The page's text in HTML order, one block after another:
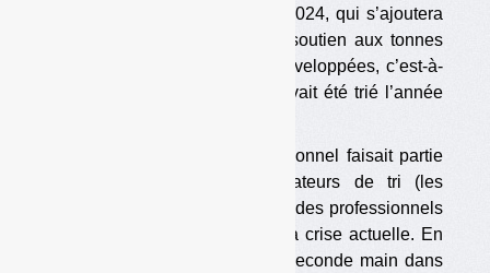
31 €/tonne triée pour l’année 2024, qui s’ajoutera
aux soutiens « ordinaires » : soutien aux tonnes
triées et soutien aux tonnes développées, c’est-à-
dire triées en plus de ce qui avait été trié l’année
L’octroi d’un tel soutien exceptionnel faisait partie
des revendications des opérateurs de tri (les
« classeurs », dans le langage des professionnels
du secteur), pour faire face à la crise actuelle. En
effet, la demande de TLC de seconde main dans